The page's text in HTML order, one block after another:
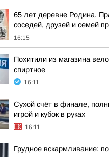
65 лет деревне Родина.
соседей, друзей и семей
16:15
Похитили из магазина
спиртное
16:11
Сухой счёт в финале,
игрой и кубок в руках
16:11
Грудное вскармливание: